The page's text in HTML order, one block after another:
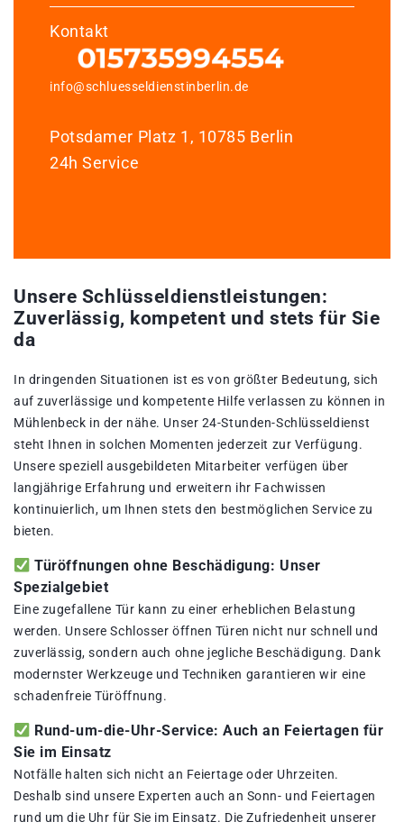
Kontakt
info@schluesseldienstinberlin.de
Potsdamer Platz 1, 10785 Berlin
24h Service
Unsere Schlüsseldienstleistungen:
Zuverlässig, kompetent und stets für Sie
da
In dringenden Situationen ist es von größter Bedeutung, sich
auf zuverlässige und kompetente Hilfe verlassen zu können in
Mühlenbeck in der nähe. Unser 24-Stunden-Schlüsseldienst
steht Ihnen in solchen Momenten jederzeit zur Verfügung.
Unsere speziell ausgebildeten Mitarbeiter verfügen über
langjährige Erfahrung und erweitern ihr Fachwissen
kontinuierlich, um Ihnen stets den bestmöglichen Service zu
bieten.
Türöffnungen ohne Beschädigung: Unser
Spezialgebiet
Eine zugefallene Tür kann zu einer erheblichen Belastung
werden. Unsere Schlosser öffnen Türen nicht nur schnell und
zuverlässig, sondern auch ohne jegliche Beschädigung. Dank
modernster Werkzeuge und Techniken garantieren wir eine
schadenfreie Türöffnung.
Rund-um-die-Uhr-Service: Auch an Feiertagen für
Sie im Einsatz
Notfälle halten sich nicht an Feiertage oder Uhrzeiten.
Deshalb sind unsere Experten auch an Sonn- und Feiertagen
rund um die Uhr für Sie im Einsatz. Die Zufriedenheit unserer